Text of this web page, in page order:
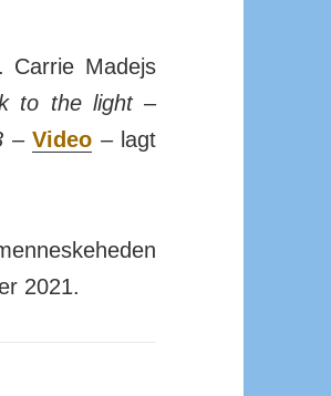
Carrie Madejs
to the light–
–Video – lagt
2021.